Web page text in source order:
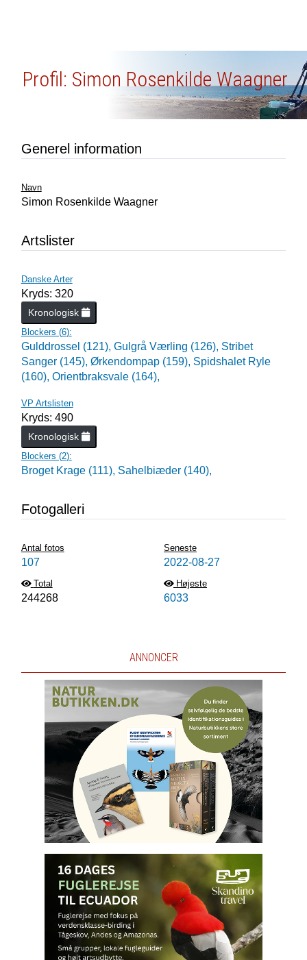
Profil: Simon Rosenkilde Waagner
Generel information
Navn
Simon Rosenkilde Waagner
Artslister
Danske Arter
Kryds: 320
Kronologisk
Blockers (6):
Gulddrossel (121), Gulgrå Værling (126), Stribet
Sanger (145), Ørkendompap (159), Spidshalet Ryle
(160), Orientbraksvale (164),
VP Artslisten
Kryds: 490
Kronologisk
Blockers (2):
Broget Krage (111), Sahelbiæder (140),
Fotogalleri
Antal fotos
107
Seneste
2022-08-27
Total
244268
Højeste
6033
ANNONCER